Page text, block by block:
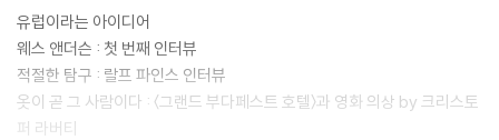
유럽이라는 아이디어
웨스 앤더슨 : 첫 번째 인터뷰
적절한 탐구 : 랄프 파인스 인터뷰
옷이 곧 그 사람이다 : 〈그랜드 부다페스트 호텔〉과 영화 의상 by 크리스토
퍼 라버티